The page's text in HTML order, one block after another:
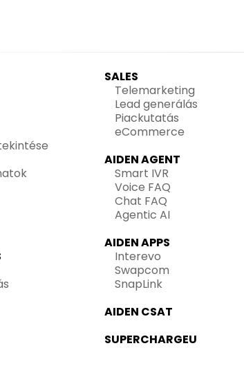
SALES
Telemarketing
Lead generálás
Piackutatás
eCommerce
AIDEN AGENT
Smart IVR
Voice FAQ
Chat FAQ
Agentic AI
AIDEN APPS
Interevo
Swapcom
SnapLink
AIDEN CSAT
SUPERCHARGEU